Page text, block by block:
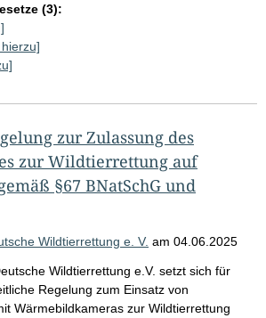
(3):
zur Zulassung des
zur Wildtierrettung auf
§67 BNatSchG und
Wildtierrettung e. V. am 04.06.2025
Wildtierrettung e.V. setzt sich für
Regelung zum Einsatz von
Wärmebildkameras zur Wildtierrettung